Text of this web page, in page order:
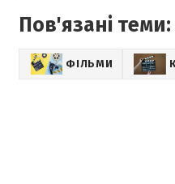
Пов'язані теми:
ФІЛЬМИ